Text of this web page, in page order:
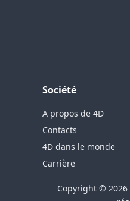
Société
A propos de 4D
Contacts
4D dans le monde
Carrière
Copyright © 2026